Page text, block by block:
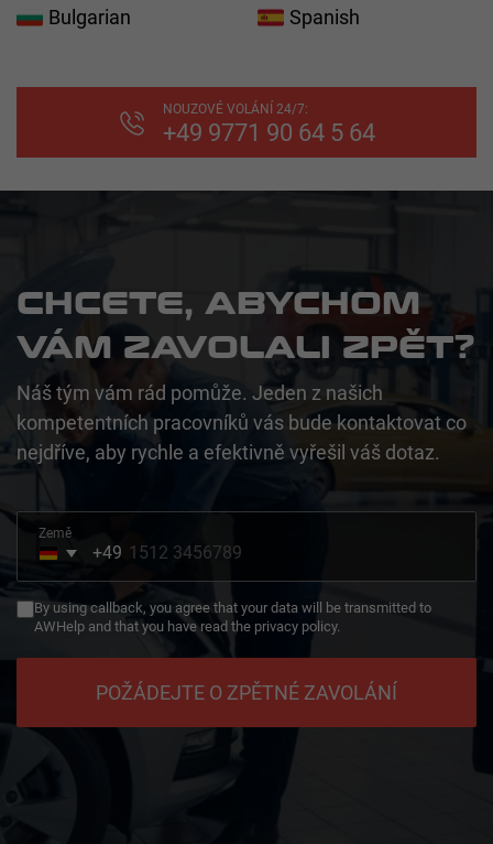
Bulgarian Spanish
NOUZOVÉ VOLÁNÍ 24/7:
+49 9771 90 64 5 64
CHCETE, ABYCHOM
VÁM ZAVOLALI ZPĚT?
Náš tým vám rád pomůže. Jeden z našich
kompetentních pracovníků vás bude kontaktovat co
nejdříve, aby rychle a efektivně vyřešil váš dotaz.
Země
Germany
+49
+49
By using callback, you agree that your data will be transmitted to
AWHelp and that you have read the privacy policy.
POŽÁDEJTE O ZPĚTNÉ ZAVOLÁNÍ